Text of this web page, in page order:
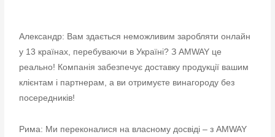
Александр: Вам здається неможливим заробляти онлайн
у 13 країнах, перебуваючи в Україні? З AMWAY це
реально! Компанія забезпечує доставку продукції вашим
клієнтам і партнерам, а ви отримуєте винагороду без
посередників!
Рима: Ми переконалися на власному досвіді – з AMWAY